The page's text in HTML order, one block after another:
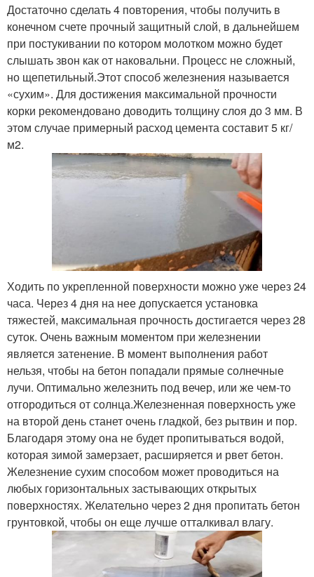
Достаточно сделать 4 повторения, чтобы получить в
конечном счете прочный защитный слой, в дальнейшем
при постукивании по котором молотком можно будет
слышать звон как от наковальни. Процесс не сложный,
но щепетильный.Этот способ железнения называется
«сухим». Для достижения максимальной прочности
корки рекомендовано доводить толщину слоя до 3 мм. В
этом случае примерный расход цемента составит 5 кг/
м2.
Ходить по укрепленной поверхности можно уже через 24
часа. Через 4 дня на нее допускается установка
тяжестей, максимальная прочность достигается через 28
суток. Очень важным моментом при железнении
является затенение. В момент выполнения работ
нельзя, чтобы на бетон попадали прямые солнечные
лучи. Оптимально железнить под вечер, или же чем-то
отгородиться от солнца.Железненная поверхность уже
на второй день станет очень гладкой, без рытвин и пор.
Благодаря этому она не будет пропитываться водой,
которая зимой замерзает, расширяется и рвет бетон.
Железнение сухим способом может проводиться на
любых горизонтальных застывающих открытых
поверхностях. Желательно через 2 дня пропитать бетон
грунтовкой, чтобы он еще лучше отталкивал влагу.